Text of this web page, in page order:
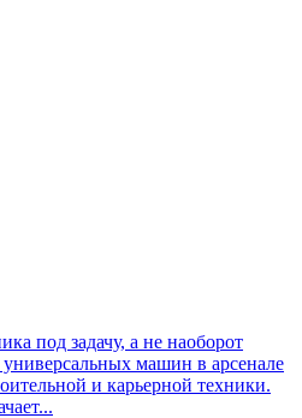
под задачу, а не наоборот
машин в арсенале
и карьерной техники.